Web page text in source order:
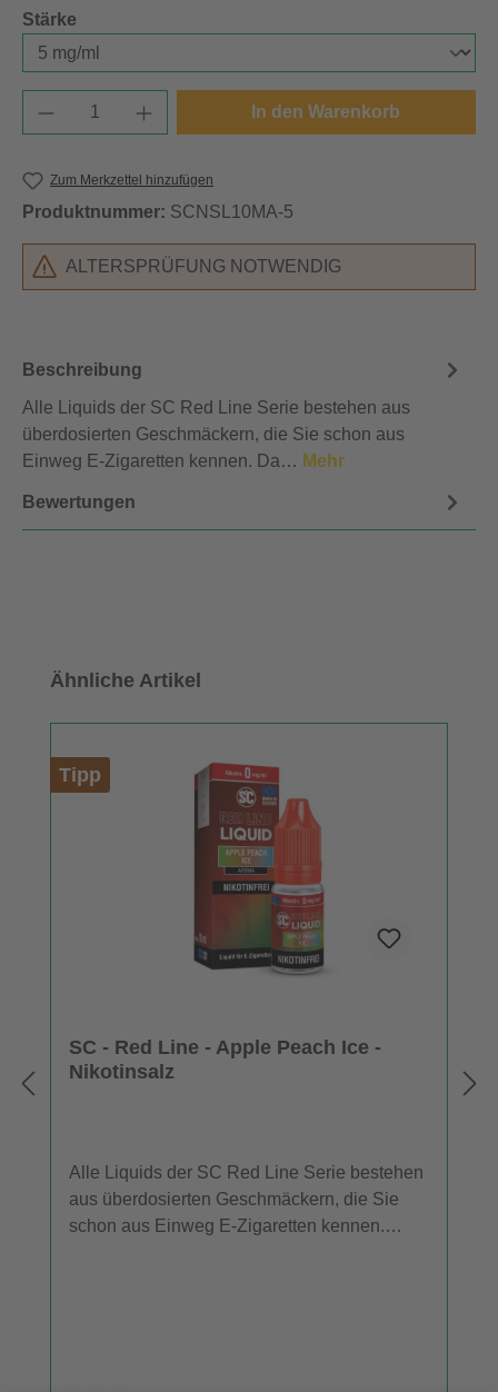
Stärke
Produkt Anzahl: Gib den gewünschten
In den Warenkorb
Zum Merkzettel hinzufügen
Produktnummer: SCNSL10MA-5
ALTERSPRÜFUNG NOTWENDIG
Beschreibung
Alle Liquids der SC Red Line Serie bestehen aus
überdosierten Geschmäckern, die Sie schon aus
Einweg E-Zigaretten kennen. Da… Mehr
Bewertungen
Produktgalerie überspringen
Ähnliche Artikel
Tipp
SC - Red Line - Apple Peach Ice -
Nikotinsalz
Alle Liquids der SC Red Line Serie bestehen
aus überdosierten Geschmäckern, die Sie
schon aus Einweg E-Zigaretten kennen.